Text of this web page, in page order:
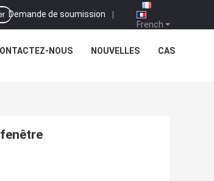
French
Demande de soumission |
NOUS NOUVELLES CAS